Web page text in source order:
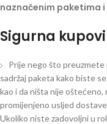
naznačenim paketima
Sigurna
Prije nego što
sadržaj paketa kako biste
kao i da ništa nije oštećeno,
promijenjeno usljed
Ukoliko niste zadovoljni u